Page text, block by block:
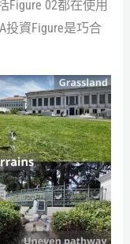
Figure 02都在使用
投資Figure是巧合